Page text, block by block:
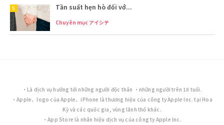
Tần suất hẹn hò đối vớ...
Chuyên mục アイシテ
・Là dịch vụ hướng tới những người độc thân ・những người trên 18 tuổi.
・Apple、logo của Apple、iPhone là thương hiệu của công ty Apple Inc. tại Hoa
Kỳ và các quốc gia, vùng lãnh thổ khác.
・App Store là nhãn hiệu dịch vụ của công ty Apple Inc.